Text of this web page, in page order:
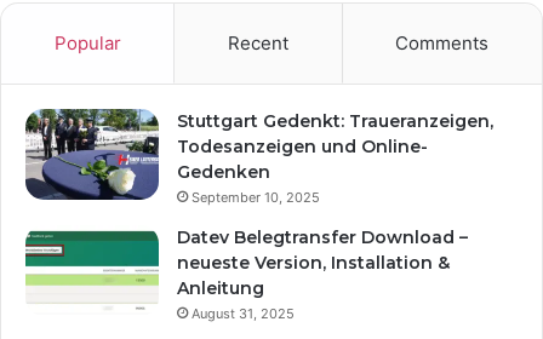
Popular Recent Comments
Stuttgart Gedenkt: Traueranzeigen,
Todesanzeigen und Online-
Gedenken
September 10, 2025
Datev Belegtransfer Download –
neueste Version, Installation &
Anleitung
August 31, 2025